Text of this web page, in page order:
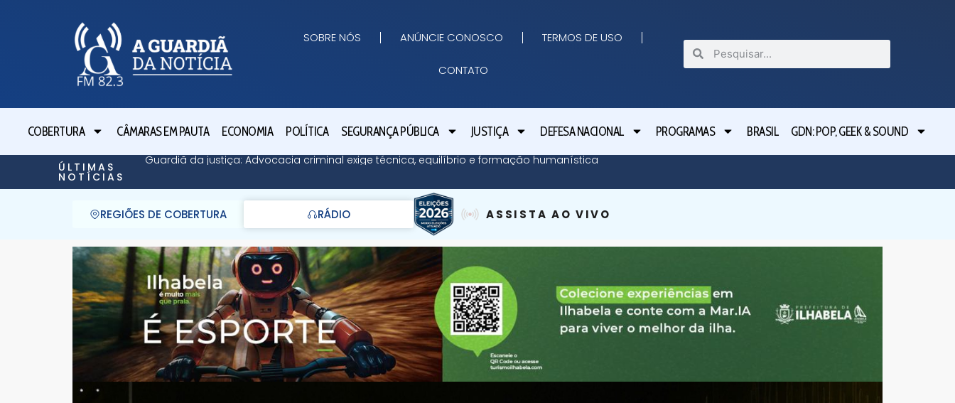
SOBRE NÓS ANÚNCIE CONOSCO TERMOS DE USO
CONTATO
COBERTURA CÂMARAS EM PAUTA ECONOMIA POLÍTICA SEGURANÇA PÚBLICA JUSTIÇA DEFESA NACIONAL PROGRAMAS BRASIL GDN: POP, GEEK & SOUND
ÚLTIMAS
NOTÍCIAS
Guardiã da justiça: Advocacia criminal exige técnica, equilíbrio e formação humanística
REGIÕES DE COBERTURA RÁDIO ASSISTA AO VIVO